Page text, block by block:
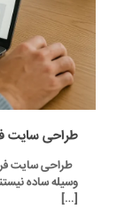
طراحی سایت
طراحی سایت
وسیله ساده
[…]